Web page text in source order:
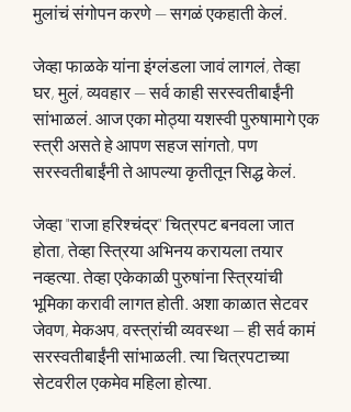
मुलांचं संगोपन करणे — सगळं एकहाती केलं.
जेव्हा फाळके यांना इंग्लंडला जावं लागलं, तेव्हा
घर, मुलं, व्यवहार — सर्व काही सरस्वतीबाईंनी
सांभाळलं. आज एका मोठ्या यशस्वी पुरुषामागे एक
स्त्री असते हे आपण सहज सांगतो, पण
सरस्वतीबाईंनी ते आपल्या कृतीतून सिद्ध केलं.
जेव्हा "राजा हरिश्चंद्र" चित्रपट बनवला जात
होता, तेव्हा स्त्रिया अभिनय करायला तयार
नव्हत्या. तेव्हा एकेकाळी पुरुषांना स्त्रियांची
भूमिका करावी लागत होती. अशा काळात सेटवर
जेवण, मेकअप, वस्त्रांची व्यवस्था — ही सर्व कामं
सरस्वतीबाईंनी सांभाळली. त्या चित्रपटाच्या
सेटवरील एकमेव महिला होत्या.